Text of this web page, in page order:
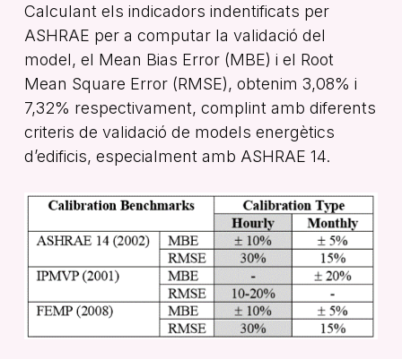
Calculant els indicadors indentificats per
ASHRAE per a computar la validació del
model, el Mean Bias Error (MBE) i el Root
Mean Square Error (RMSE), obtenim 3,08% i
7,32% respectivament, complint amb diferents
criteris de validació de models energètics
d’edificis, especialment amb ASHRAE 14.